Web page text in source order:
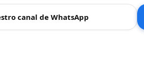
canal de WhatsApp